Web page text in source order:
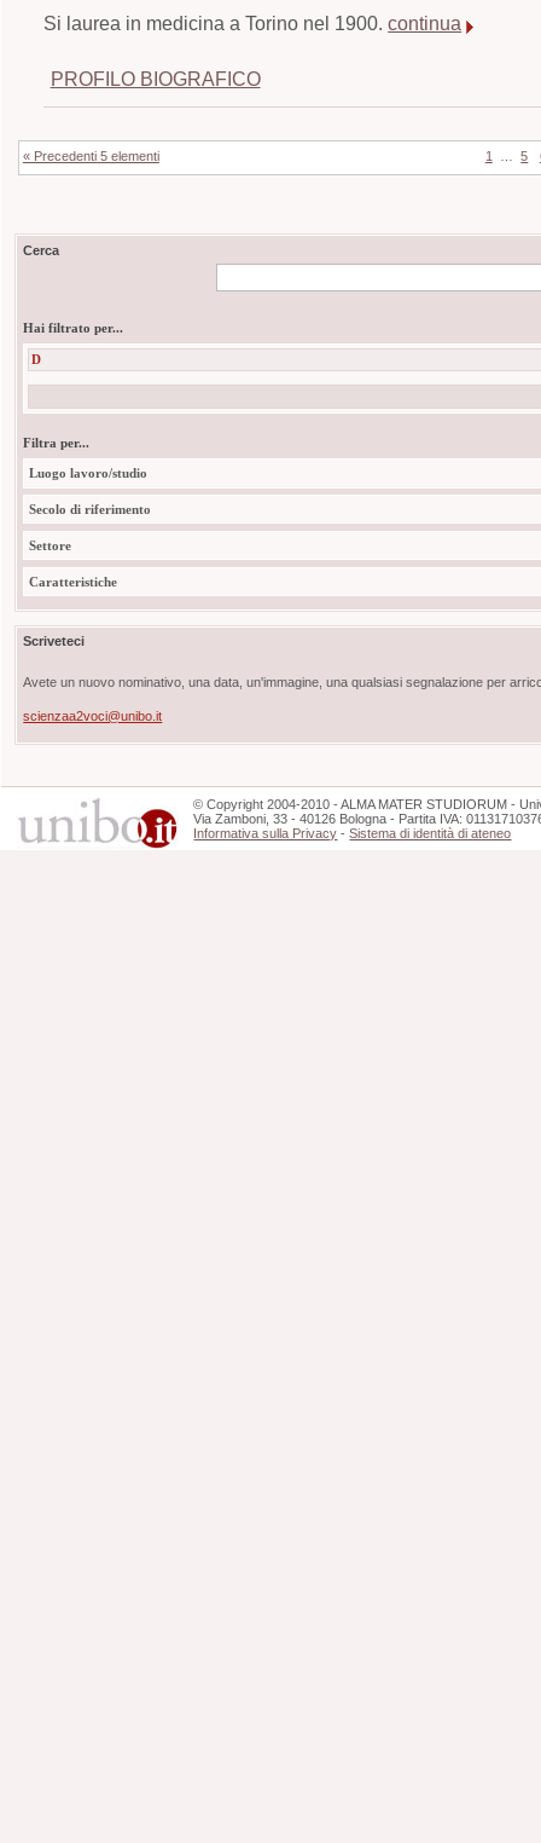
Si laurea in medicina a Torino nel 1900.continua
PROFILO BIOGRAFICO
« Precedenti 5 elementi 1 5
Cerca
Hai filtrato per...
D
Filtra per...
Luogo lavoro/studio
Secolo di riferimento
Settore
Caratteristiche
Scriveteci
Avete un nuovo nominativo, una data, un'immagine, una qualsiasi segnalazione per
scienzaa2voci@unibo.it
©Copyright 2004-2010 - ALMA MATER STUDIORUM -
Via Zamboni, 33 - 40126 Bologna - Partita IVA:
Informativa sulla Privacy -Sistema di identità di ateneo